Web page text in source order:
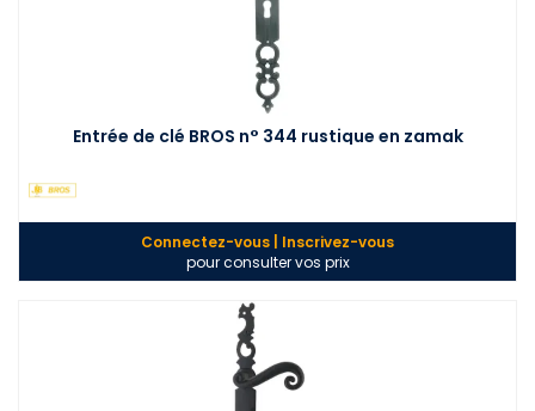
Entrée de clé BROS n° 344 rustique en zamak
Connectez-vous | Inscrivez-vous
pour consulter vos prix